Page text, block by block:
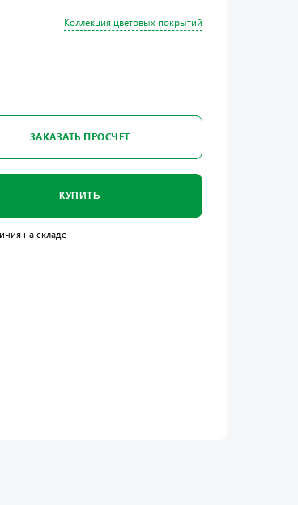
Коллекция цветовых покрытий
ЗАКАЗАТЬ ПРОСЧЕТ
КУПИТЬ
на складе